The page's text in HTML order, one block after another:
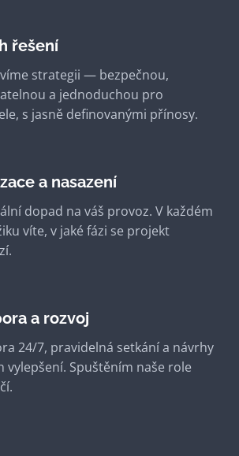
řešení
strategii — bezpečnou,
a jednoduchou pro
s jasně definovanými přínosy.
a nasazení
dopad na váš provoz. V každém
víte, v jaké fázi se projekt
a rozvoj
24/7, pravidelná setkání a návrhy
vylepšení. Spuštěním naše role